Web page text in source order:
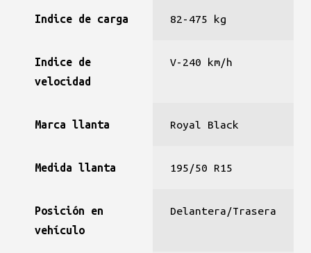
Indice de carga 82-475 kg
Indice de
velocidad
V-240 km/h
Marca llanta Royal Black
Medida llanta 195/50 R15
Posición en
vehículo
Delantera/Trasera